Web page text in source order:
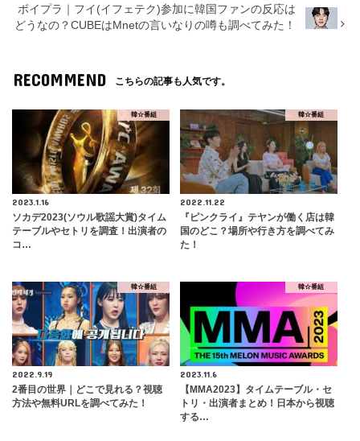
ボイプラ｜フイ(イフェテク)参加に韓国ファンの反応は
どうなの？CUBEはMnetの言いなりの噂も調べてみた！
RECOMMEND こちらの記事も人気です。
韓☆番組
2023.1.16
ソカデ2023(ソウル歌謡大賞)タイム
テーブルやセトリを調査！出演者の
コ…
韓☆番組
2022.11.22
『ピンクライ』テヤンが働く店は韓
国のどこ？場所や行き方を調べてみ
た！
韓☆番組
2022.9.19
2番目の世界｜どこで見れる？視聴
方法や無料URLを調べてみた！
韓☆番組
2023.11.6
【MMA2023】タイムテーブル・セ
トリ・出演者まとめ！日本から視聴
する…